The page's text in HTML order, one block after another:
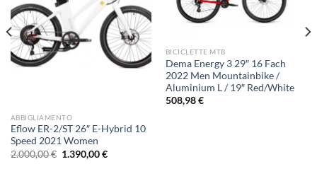
ABBIGLIAMENTO
Eflow ER-2/ST 26″ E-Hybrid 10
Speed 2021 Women
2.000,00€ Il
prezzo
1.390,00€Il
BICICLETTE MTB
Dema Energy 3 29″ 16 Fach
2022 Men Mountainbike /
Aluminium L / 19″ Red/White
508,98€